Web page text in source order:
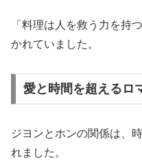
「料理は人を救う力を持
かれていました。
愛と時間を超えるロ
ジヨンとホンの関係は、
れました。